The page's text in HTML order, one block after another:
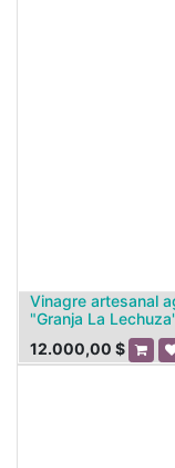
Vinagre artesanal
"Granja La
12.000,00 $